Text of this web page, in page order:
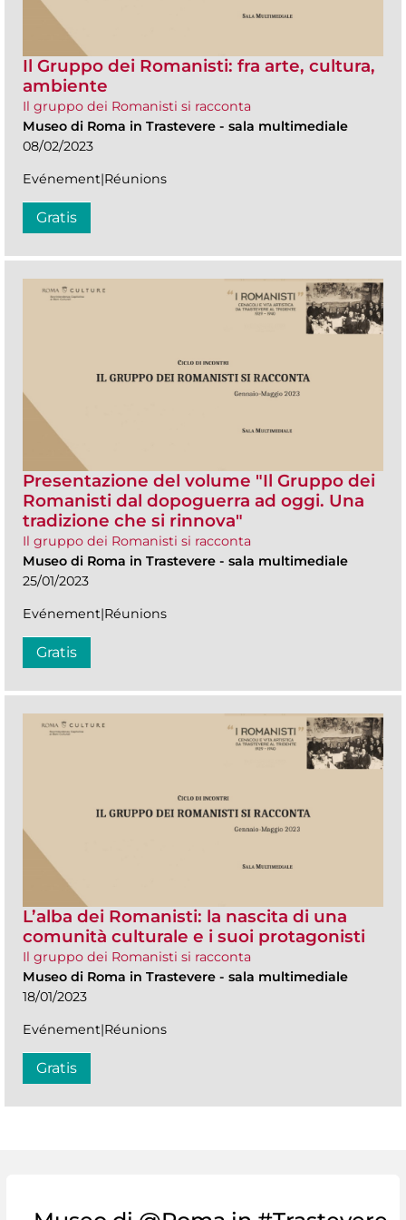
Il Gruppo dei Romanisti: fra arte, cultura,
ambiente
Il gruppo dei Romanisti si racconta
Museo di Roma in Trastevere - sala multimediale
08/02/2023
Evénement|Réunions
Gratis
Presentazione del volume "Il Gruppo dei
Romanisti dal dopoguerra ad oggi. Una
tradizione che si rinnova"
Il gruppo dei Romanisti si racconta
Museo di Roma in Trastevere - sala multimediale
25/01/2023
Evénement|Réunions
Gratis
L’alba dei Romanisti: la nascita di una
comunità culturale e i suoi protagonisti
Il gruppo dei Romanisti si racconta
Museo di Roma in Trastevere - sala multimediale
18/01/2023
Evénement|Réunions
Gratis